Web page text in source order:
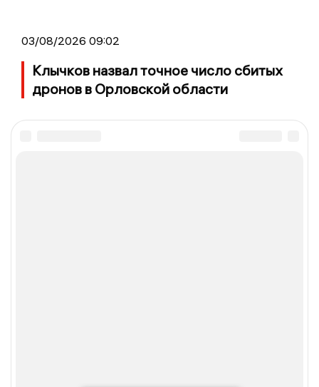
03/08/2026 09:02
Клычков назвал точное число сбитых
дронов в Орловской области